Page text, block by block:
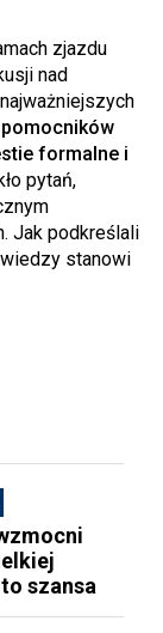
zjazdu
nad
formalne i
pytań,
Jak podkreślali
stanowi
szansa